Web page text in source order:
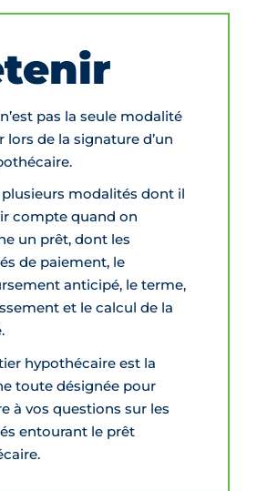
pas la seule modalité
lors de la signature d’un
plusieurs modalités dont il
compte quand on
un prêt, dont les
de paiement, le
anticipé, le terme,
et le calcul de la
hypothécaire est la
toute désignée pour
à vos questions sur les
entourant le prêt